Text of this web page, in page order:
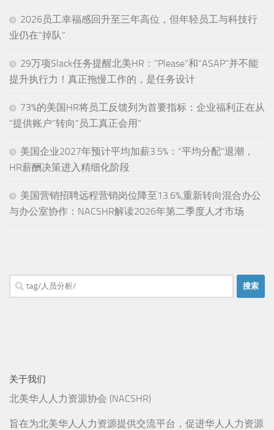
2026员工幸福感回升至三年高位，但年轻员工与科技行
业仍在“掉队”
29万项Slack任务提醒北美HR：“Please”和“ASAP”并不能
提升执行力！真正拖慢工作的，是任务设计
73%的美国HR将员工反馈列为首要指标：企业福利正在从
“提供账户”转向“员工真正会用”
美国企业2027年预计平均加薪3.5%：“平均分配”退潮，
HR薪酬决策进入精细化阶段
美国营销招聘远程营销岗位降至13.6%,重新转向混合办公
与办公室协作：NACSHR解读2026年第二季度人才市场
搜
索：
关于我们
北美华人人力资源协会 (NACSHR)
旨在为北美华人人力资源提供交流平台，促进华人人力资源